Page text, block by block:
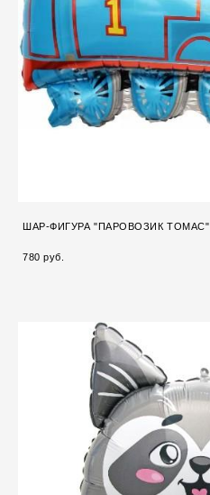
ШАР-ФИГУРА "ПАРОВОЗИК ТОМАС"
780 pуб.